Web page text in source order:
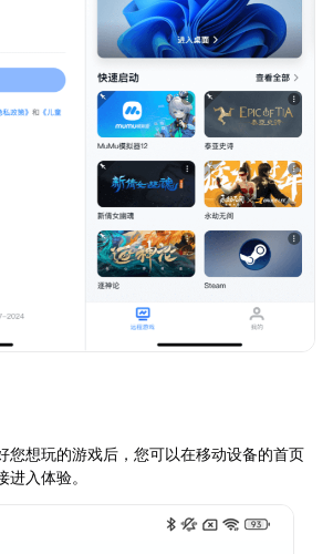
您想玩的游戏后，您可以在移动设备的首页
入体验。